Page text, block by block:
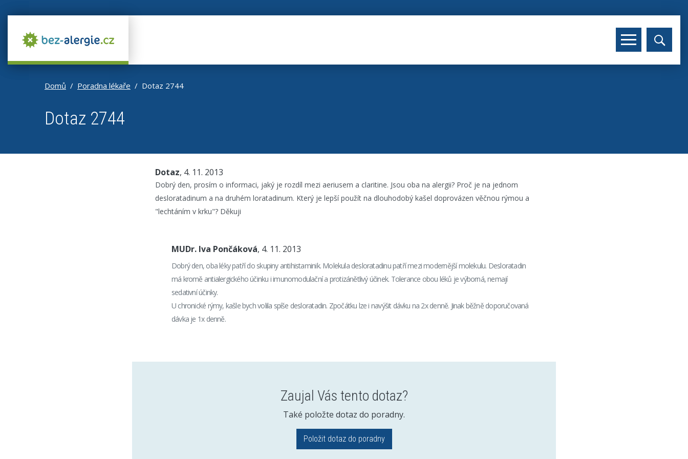
Domů Poradna lékaře Dotaz 2744
Dotaz 2744
Dotaz, 4. 11. 2013
Dobrý den, prosím o informaci, jaký je rozdíl mezi aeriusem a claritine. Jsou oba na alergii? Proč je na jednom
desloratadinum a na druhém loratadinum. Který je lepší použít na dlouhodobý kašel doprovázen věčnou rýmou a
"lechtáním v krku"? Děkuji
MUDr. Iva Pončáková, 4. 11. 2013
Dobrý den, oba léky patří do skupiny antihistaminik. Molekula desloratadinu patří mezi modernější molekulu. Desloratadin
má kromě antialergického účinku i imunomodulační a protizánětlivý účinek. Tolerance obou léků je výborná, nemají
sedativní účinky.
U chronické rýmy, kašle bych volila spíše desloratadin. Zpočátku lze i navýšit dávku na 2x denně. Jinak běžně doporučovaná
dávka je 1x denně.
Zaujal Vás tento dotaz?
Také položte dotaz do poradny.
Položit dotaz do poradny